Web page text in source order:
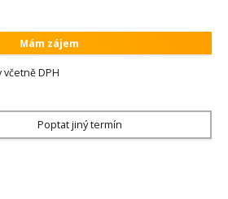
Mám zájem
DPH
Poptat jiný termín